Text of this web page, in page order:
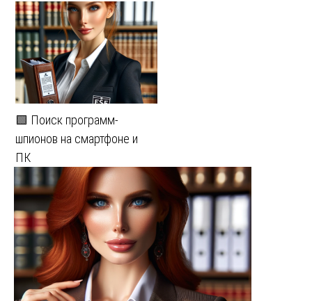
🟩 Поиск программ-
шпионов на смартфоне и
ПК